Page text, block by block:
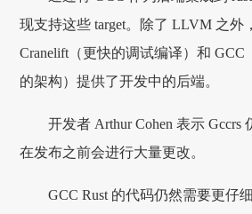
现支持这些 target。除了 LLVM 之外
Cranelift（更快的调试编译）和
的架构）提供了开发中的后端。
开发者 Arthur Cohen 表示 Gccrs
在发布之前会进行大量更改。
GCC Rust 的代码仍然需要更仔